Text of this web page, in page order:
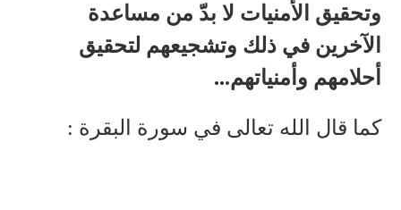
وتحقيق الأمنيات لا بدّ من مساعدة
الآخرين في ذلك وتشجيعهم لتحقيق
أحلامهم وأمنياتهم.
..
كما قال الله تعالى في سورة البقرة :